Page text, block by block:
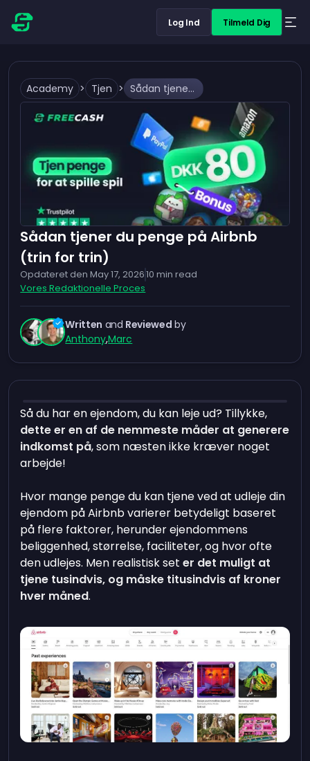
Log Ind Tilmeld Dig
Academy > Tjen > Sådan tjener du penge på Airbnb (trin for trin)
Sådan tjener du penge på Airbnb
(trin for trin)
Opdateret den May 17, 202610 min read
Vores Redaktionelle Proces
Written and Reviewed by
Anthony,Marc
Så du har en ejendom, du kan leje ud? Tillykke,
dette er en af de nemmeste måder at generere
indkomst på, som næsten ikke kræver noget
arbejde!
Hvor mange penge du kan tjene ved at udleje din
ejendom på Airbnb varierer betydeligt baseret
på flere faktorer, herunder ejendommens
beliggenhed, størrelse, faciliteter, og hvor ofte
den udlejes. Men realistisk seter det muligt at
tjene tusindvis, og måske titusindvis af kroner
hver måned.